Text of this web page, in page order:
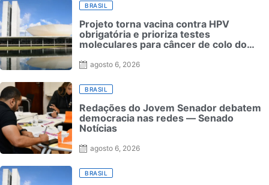
BRASIL
Projeto torna vacina contra HPV
obrigatória e prioriza testes
moleculares para câncer de colo do
Posted
agosto 6, 2026
BRASIL
Redações do Jovem Senador debatem
democracia nas redes — Senado
Notícias
Posted
agosto 6, 2026
BRASIL